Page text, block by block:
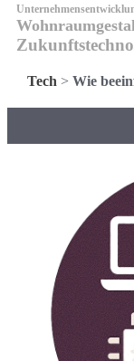
Tech > Wie